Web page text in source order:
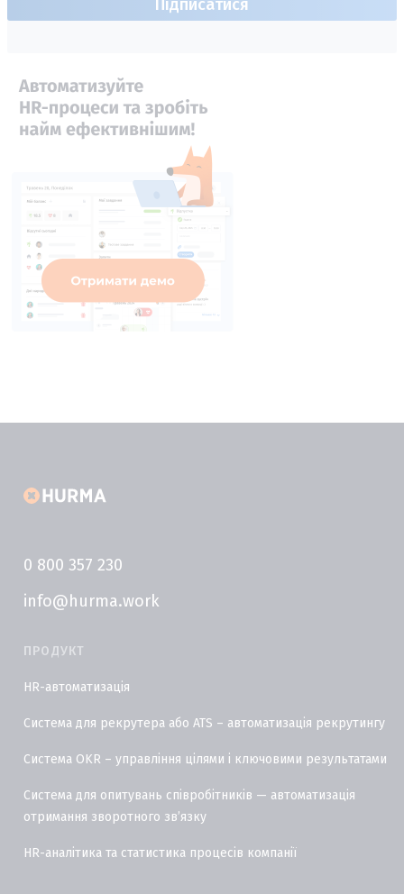
0 800 357 230
info@hurma.work
ПРОДУКТ
HR-автоматизація
Система для рекрутера або ATS – автоматизація рекрутингу
Система OKR – управління цілями і ключовими результатами
Система для опитувань співробітників — автоматизація
отримання зворотного звʼязку
HR-аналітика та статистика процесів компанії